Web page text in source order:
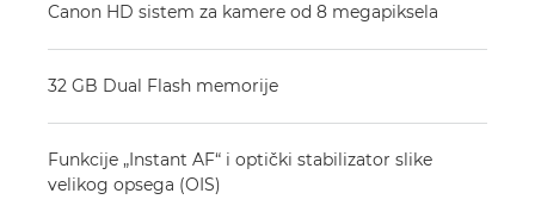
Canon HD sistem za kamere od 8 megapiksela
32 GB Dual Flash memorije
Funkcije „Instant AF“ i optički stabilizator slike
velikog opsega (OIS)